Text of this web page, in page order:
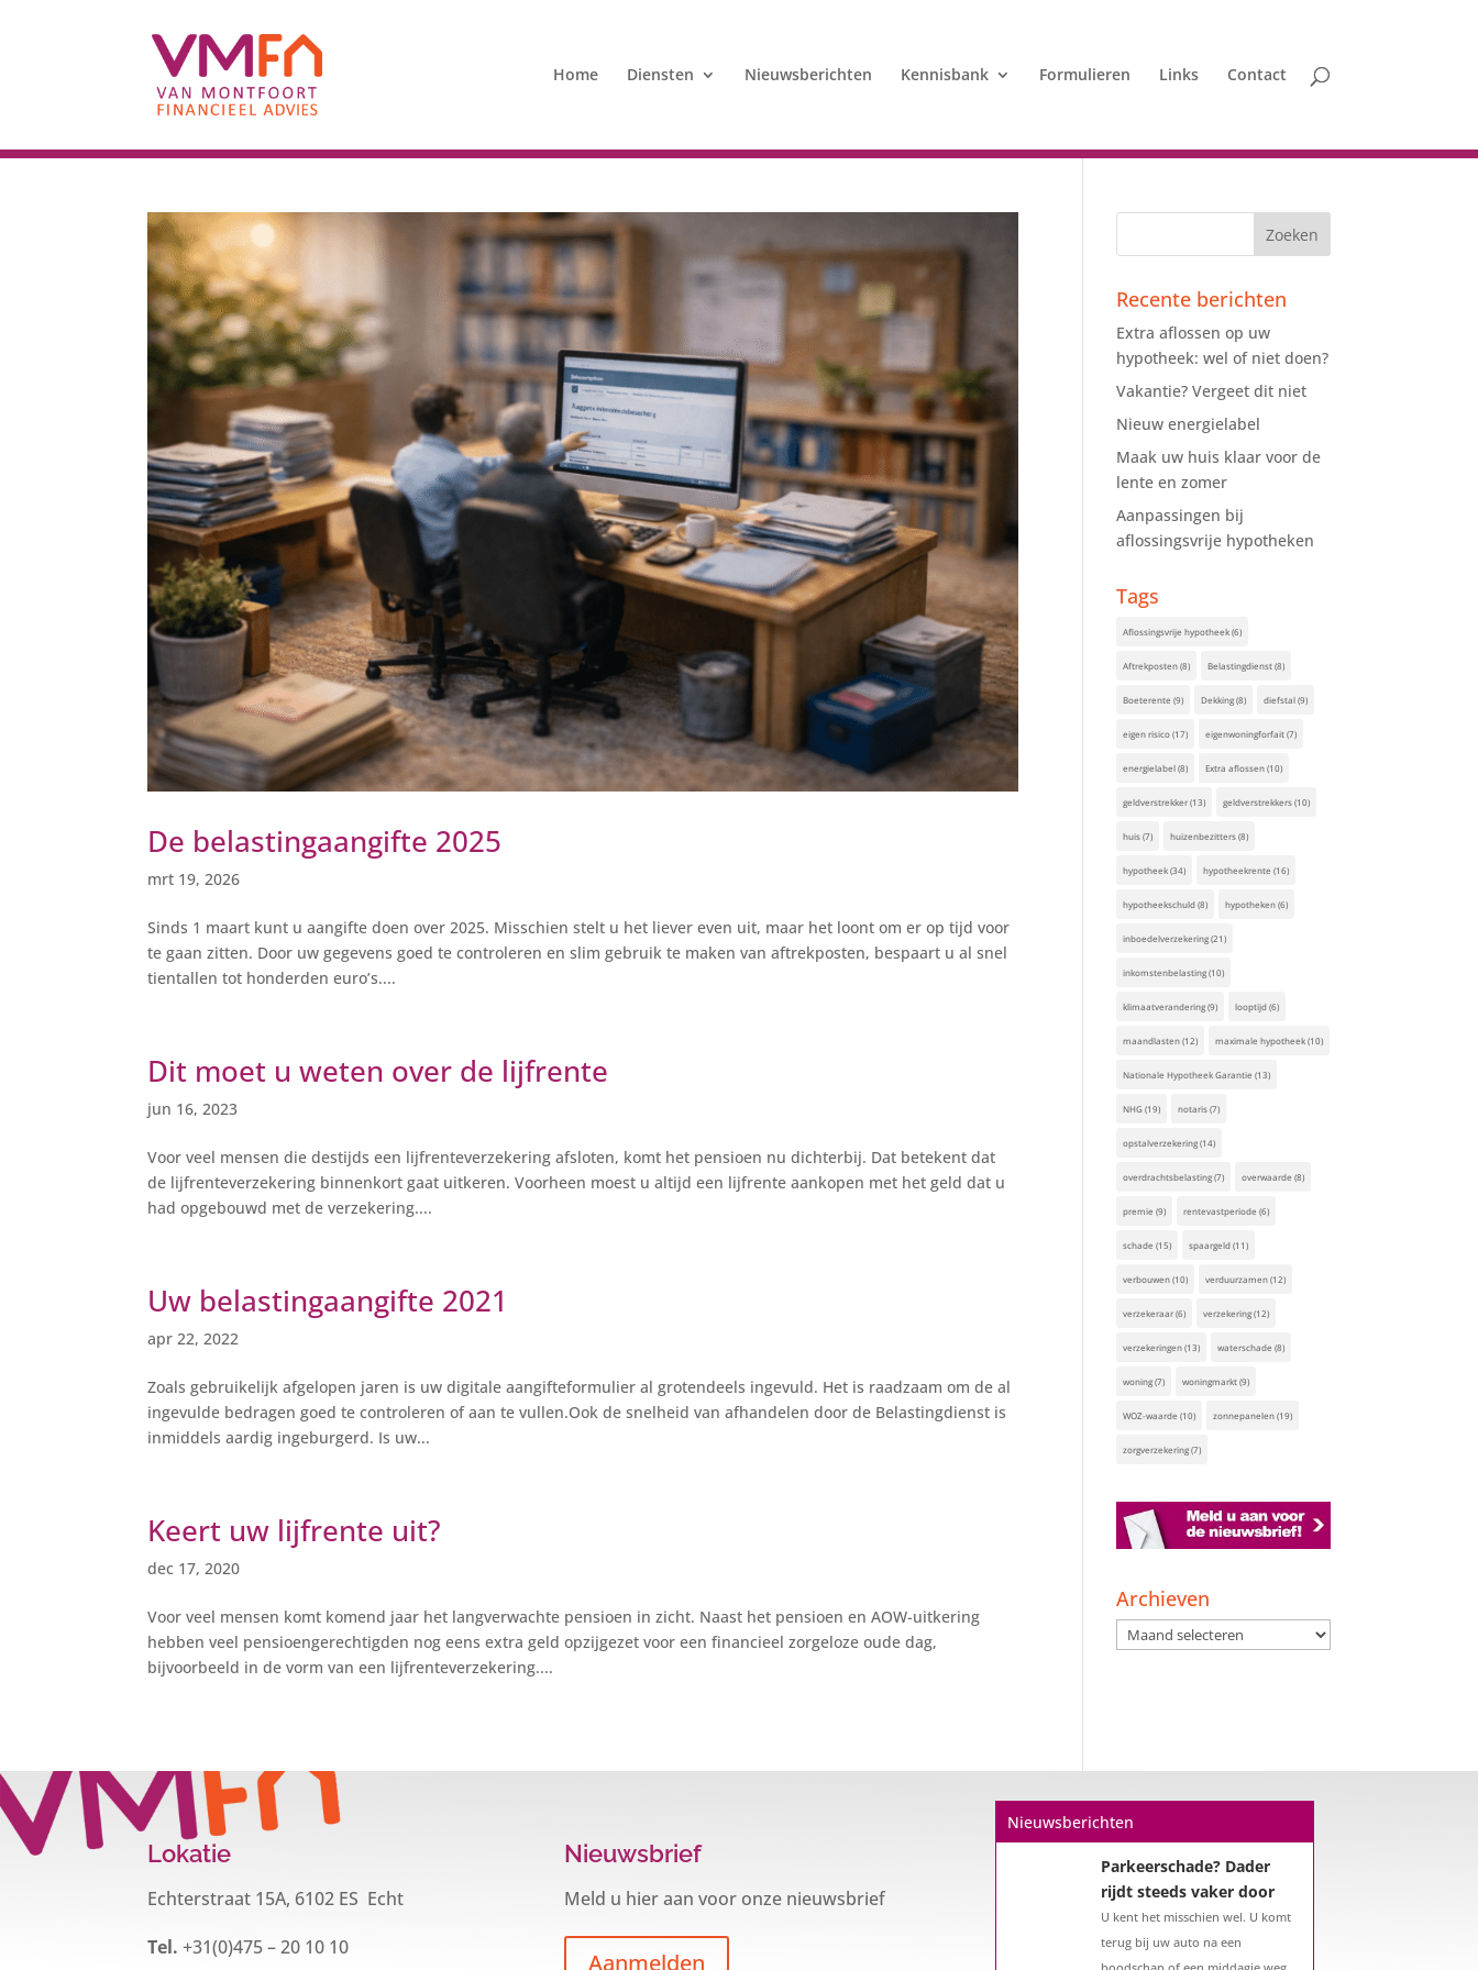
Home Diensten Nieuwsberichten Kennisbank Formulieren Links Contact
De belastingaangifte 2025
mrt 19, 2026
Sinds 1 maart kunt u aangifte doen over 2025. Misschien stelt u het liever even uit, maar het loont om er op tijd voor
te gaan zitten. Door uw gegevens goed te controleren en slim gebruik te maken van aftrekposten, bespaart u al snel
tientallen tot honderden euro’s....
Dit moet u weten over de lijfrente
jun 16, 2023
Voor veel mensen die destijds een lijfrenteverzekering afsloten, komt het pensioen nu dichterbij. Dat betekent dat
de lijfrenteverzekering binnenkort gaat uitkeren. Voorheen moest u altijd een lijfrente aankopen met het geld dat u
had opgebouwd met de verzekering....
Uw belastingaangifte 2021
apr 22, 2022
Zoals gebruikelijk afgelopen jaren is uw digitale aangifteformulier al grotendeels ingevuld. Het is raadzaam om de al
ingevulde bedragen goed te controleren of aan te vullen.Ook de snelheid van afhandelen door de Belastingdienst is
inmiddels aardig ingeburgerd. Is uw...
Keert uw lijfrente uit?
dec 17, 2020
Voor veel mensen komt komend jaar het langverwachte pensioen in zicht. Naast het pensioen en AOW-uitkering
hebben veel pensioengerechtigden nog eens extra geld opzijgezet voor een financieel zorgeloze oude dag,
bijvoorbeeld in de vorm van een lijfrenteverzekering....
Recente berichten
Extra aflossen op uw
hypotheek: wel of niet doen?
Vakantie? Vergeet dit niet
Nieuw energielabel
Maak uw huis klaar voor de
lente en zomer
Aanpassingen bij
aflossingsvrije hypotheken
Tags
Aflossingsvrije hypotheek(6)
Aftrekposten(8) Belastingdienst(8)
Boeterente (9) Dekking(8) diefstal(9)
eigen risico(17) eigenwoningforfait(7)
energielabel(8) Extra aflossen(10)
geldverstrekker(13) geldverstrekkers(10)
huis(7) huizenbezitters(8)
hypotheek(34) hypotheekrente (16)
hypotheekschuld(8) hypotheken(6)
inboedelverzekering(21)
inkomstenbelasting(10)
klimaatverandering(9) looptijd(6)
maandlasten(12) maximale hypotheek(10)
Nationale Hypotheek Garantie (13)
NHG(19) notaris(7)
opstalverzekering(14)
overdrachtsbelasting(7) overwaarde (8)
premie (9) rentevastperiode (6)
schade (15) spaargeld(11)
verbouwen(10) verduurzamen(12)
verzekeraar(6) verzekering(12)
verzekeringen(13) waterschade (8)
woning(7) woningmarkt(9)
WOZ-waarde (10) zonnepanelen(19)
zorgverzekering(7)
Archieven
Archieven
Lokatie
Echterstraat 15A, 6102 ES Echt
Tel. +31(0)475 – 20 10 10
Nieuwsbrief
Meld u hier aan voor onze nieuwsbrief
Aanmelden
Nieuwsberichten
Parkeerschade? Dader
rijdt steeds vaker door
U kent het misschien wel. U komt
terug bij uw auto na een